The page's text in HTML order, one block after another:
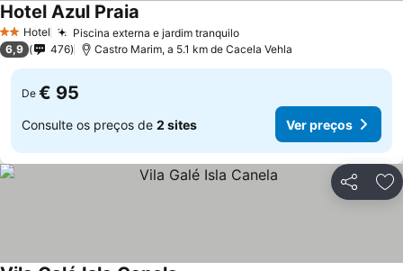
2 Estrelas
Hotel Piscina externa e jardim tranquiloVer preços
Hotel Azul Praia
6,9 476 Castro Marim, a 5.1 km de Cacela Vehla
De € 95
Consulte os preços de 2 sites Ver preços
Partilhar